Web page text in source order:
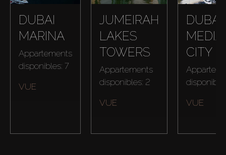
Acheter
Louer
DUBAI
MARINA
Appartements
disponibles: 7
VUE
JUMEIRAH
LAKES
TOWERS
Appartements
disponibles: 2
VUE
DUBAI
MEDIA
CITY
VUE